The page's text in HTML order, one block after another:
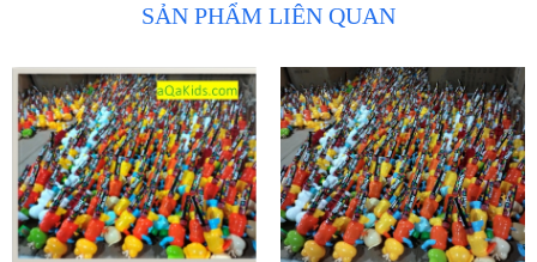
SẢN PHẨM LIÊN QUAN